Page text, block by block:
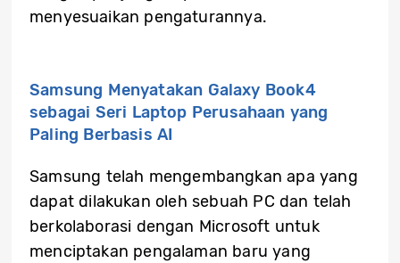
menyesuaikan pengaturannya.
Samsung Menyatakan Galaxy Book4
sebagai Seri Laptop Perusahaan yang
Paling Berbasis AI
Samsung telah mengembangkan apa yang
dapat dilakukan oleh sebuah PC dan telah
berkolaborasi dengan Microsoft untuk
menciptakan pengalaman baru yang